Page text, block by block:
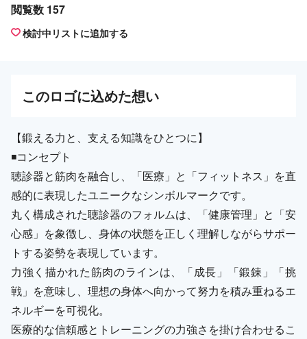
閲覧数 157
検討中リストに追加する
このロゴに込めた想い
【鍛える力と、支える知識をひとつに】
◾️コンセプト
聴診器と筋肉を融合し、「医療」と「フィットネス」を直
感的に表現したユニークなシンボルマークです。
丸く構成された聴診器のフォルムは、「健康管理」と「安
心感」を象徴し、身体の状態を正しく理解しながらサポー
トする姿勢を表現しています。
力強く描かれた筋肉のラインは、「成長」「鍛錬」「挑
戦」を意味し、理想の身体へ向かって努力を積み重ねるエ
ネルギーを可視化。
医療的な信頼感とトレーニングの力強さを掛け合わせるこ